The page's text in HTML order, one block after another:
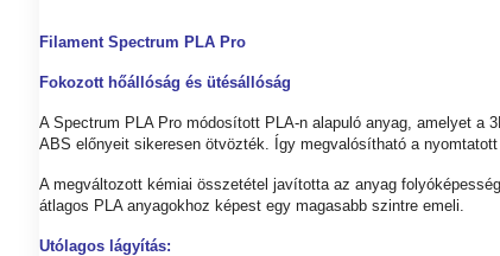
Filament Spectrum PLA Pro
Fokozott hőállóság és ütésállóság
A Spectrum PLA Pro módosított PLA-n alapuló anyag, amelyet a
ABS előnyeit sikeresen ötvözték. Így megvalósítható a
A megváltozott kémiai összetétel javította az anyag
átlagos PLA anyagokhoz képest egy magasabb szintre emeli.
Utólagos lágyítás: